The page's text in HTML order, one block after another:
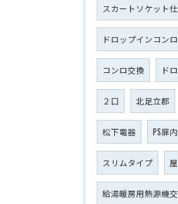
スカートソケット
ドロップインコンロ
コンロ交換 ド
２口 北足立郡
松下電器 PS扉
スリムタイプ
給湯暖房用熱源機